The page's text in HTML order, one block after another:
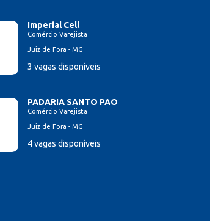
Imperial Cell
Comércio Varejista
Juiz de Fora - MG
3 vagas disponíveis
PADARIA SANTO PAO
Comércio Varejista
Juiz de Fora - MG
4 vagas disponíveis